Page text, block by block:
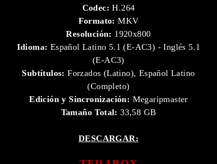
Codec: H.264
Formato: MKV
Resolución: 1920x800
Idioma: Español Latino 5.1 (E-AC3) - Inglés 5.1
(E-AC3)
Subtítulos:Forzados (Latino), Español Latino
(Completo)
Edición y Sincronización: Megaripmaster
Tamaño Total: 33,58 GB
DESCARGAR: